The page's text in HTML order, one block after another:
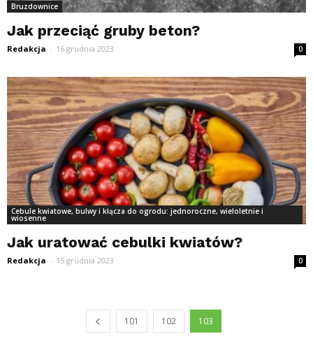
Bruzdownice
Jak przeciąć gruby beton?
Redakcja - 16 grudnia 2023 0
Cebule kwiatowe, bulwy i kłącza do ogrodu: jednoroczne, wieloletnie i
wiosenne
Jak uratować cebulki kwiatów?
Redakcja - 15 grudnia 2023 0
101 102 103